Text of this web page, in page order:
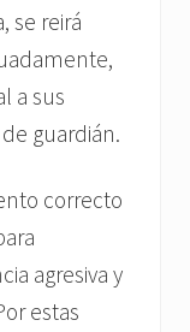
se reirá
a sus
guardián.
correcto
agresiva y
estas